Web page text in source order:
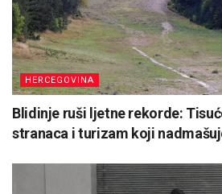
HERCEGOVINA
Blidinje ruši ljetne rekorde:
stranaca i turizam koji